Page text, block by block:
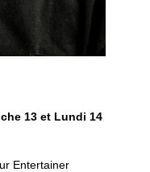
13 et Lundi 14
Entertainer